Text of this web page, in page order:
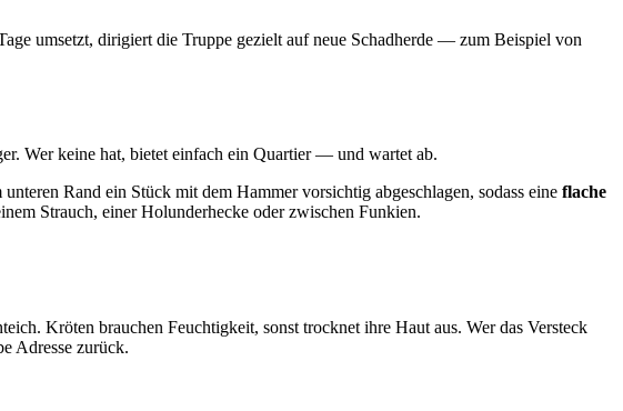
umsetzt, dirigiert die Truppe gezielt auf neue Schadherde — zum Beispiel von
Wer keine hat, bietet einfach ein Quartier — und wartet ab.
Rand ein Stück mit dem Hammer vorsichtig abgeschlagen, sodass eine flache
Strauch, einer Holunderhecke oder zwischen Funkien.
Kröten brauchen Feuchtigkeit, sonst trocknet ihre Haut aus. Wer das Versteck
Adresse zurück.